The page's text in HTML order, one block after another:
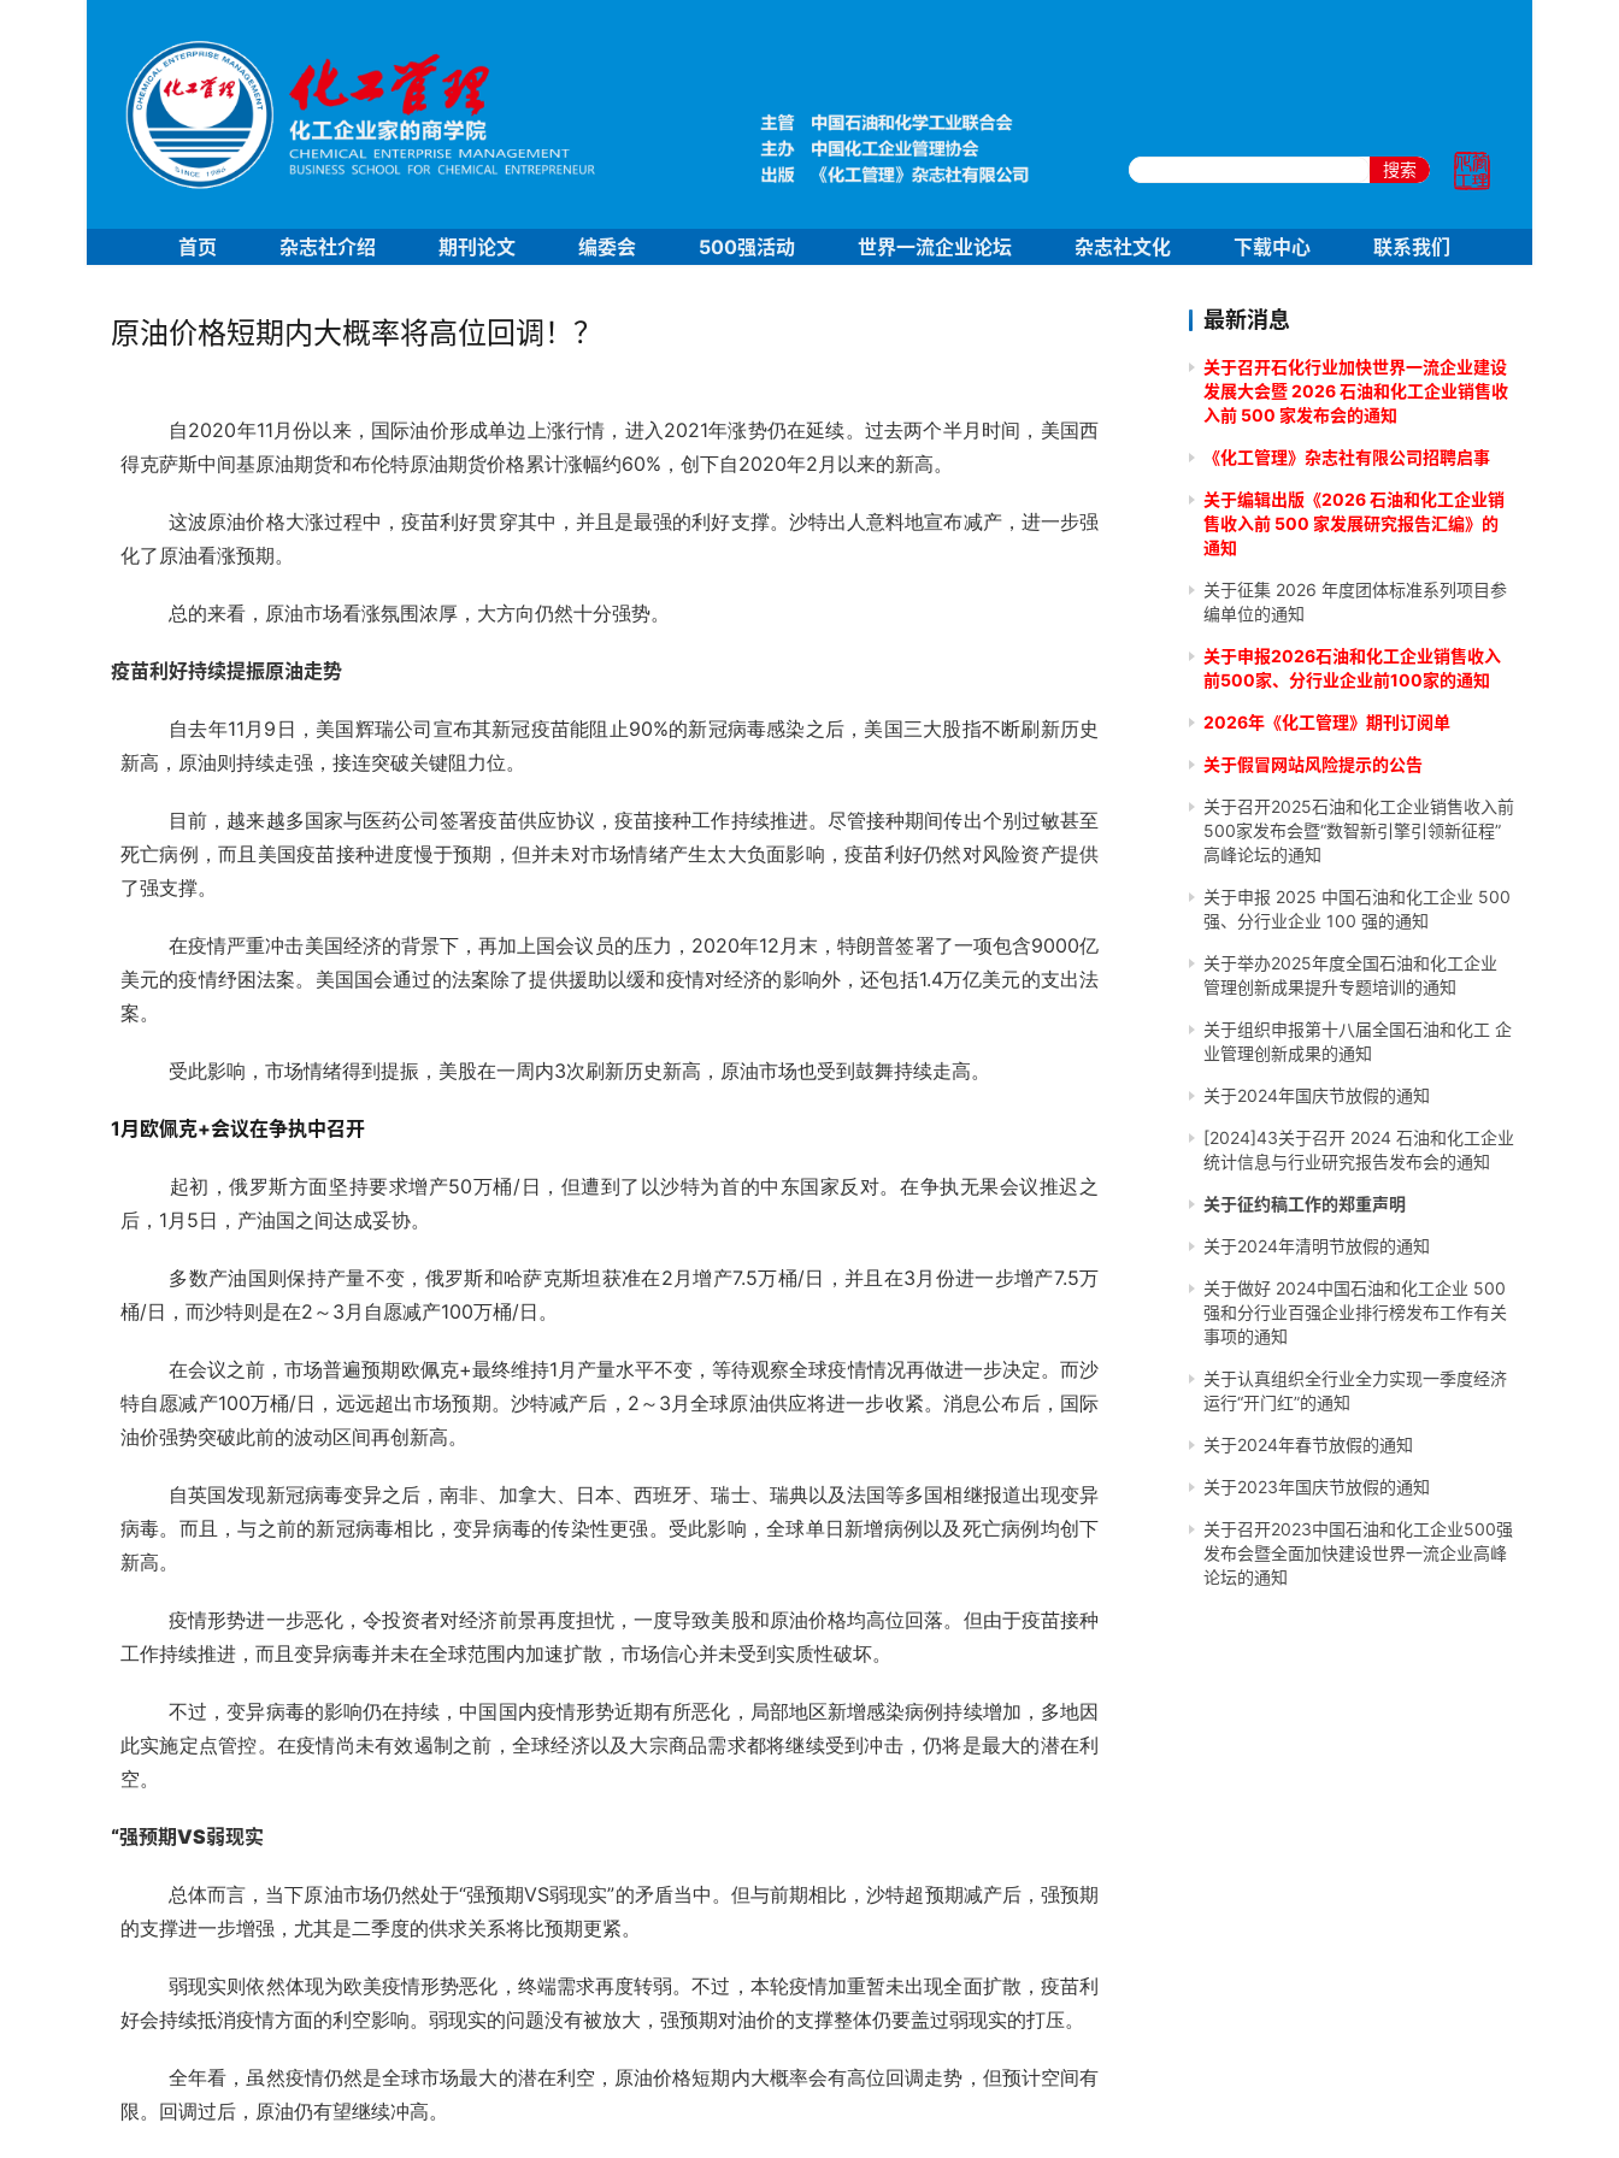
搜索
首页 杂志社介绍 期刊论文 编委会 500强活动 世界一流企业论坛 杂志社文化 下载中心 联系我们
原油价格短期内大概率将高位回调！？
自2020年11月份以来，国际油价形成单边上涨行情，进入2021年涨势仍在延续。 过去两个半月时间，美国西
得克萨斯中间基原油期货和布伦特原油期货价格累计涨幅约60%，创下自2020年2月以来的新高。
这波原油价格大涨过程中，疫苗利好贯穿其中，并且是最强的利好支撑。 沙特出人意料地宣布减产，进一步强
化了原油看涨预期。
总的来看，原油市场看涨氛围浓厚，大方向仍然十分强势。
疫苗利好持续提振原油走势
自去年11月9日，美国辉瑞公司宣布其新冠疫苗能阻止90%的新冠病毒感染之后，美国三大股指不断刷新历史
新高，原油则持续走强，接连突破关键阻力位。
目前，越来越多国家与医药公司签署疫苗供应协议，疫苗接种工作持续推进。尽管接种期间传出个别过敏甚至
死亡病例，而且美国疫苗接种进度慢于预期，但并未对市场情绪产生太大负面影响，疫苗利好仍然对风险资产提供
了强支撑。
在疫情严重冲击美国经济的背景下，再加上国会议员的压力，2020年12月末，特朗普签署了一项包含9000亿
美元的疫情纾困法案。 美国国会通过的法案除了提供援助以缓和疫情对经济的影响外，还包括1.4万亿美元的支出法
案。
受此影响，市场情绪得到提振，美股在一周内3次刷新历史新高，原油市场也受到鼓舞持续走高。
1月欧佩克+会议在争执中召开
起初，俄罗斯方面坚持要求增产50万桶/日，但遭到了以沙特为首的中东国家反对。在争执无果会议推迟之
后，1月5日，产油国之间达成妥协。
多数产油国则保持产量不变，俄罗斯和哈萨克斯坦获准在2月增产7.5万桶/日，并且在3月份进一步增产7.5万
桶/日，而沙特则是在2～3月自愿减产100万桶/日。
在会议之前，市场普遍预期欧佩克+最终维持1月产量水平不变，等待观察全球疫情情况再做进一步决定。而沙
特自愿减产100万桶/日，远远超出市场预期。 沙特减产后，2～3月全球原油供应将进一步收紧。消息公布后，国际
油价强势突破此前的波动区间再创新高。
自英国发现新冠病毒变异之后，南非、加拿大、日本、西班牙、瑞士、瑞典以及法国等多国相继报道出现变异
病毒。而且，与之前的新冠病毒相比，变异病毒的传染性更强。 受此影响，全球单日新增病例以及死亡病例均创下
新高。
疫情形势进一步恶化，令投资者对经济前景再度担忧，一度导致美股和原油价格均高位回落。 但由于疫苗接种
工作持续推进，而且变异病毒并未在全球范围内加速扩散，市场信心并未受到实质性破坏。
不过，变异病毒的影响仍在持续，中国国内疫情形势近期有所恶化，局部地区新增感染病例持续增加，多地因
此实施定点管控。 在疫情尚未有效遏制之前，全球经济以及大宗商品需求都将继续受到冲击，仍将是最大的潜在利
空。
“强预期VS弱现实
总体而言，当下原油市场仍然处于“强预期VS弱现实”的矛盾当中。但与前期相比，沙特超预期减产后，强预期
的支撑进一步增强，尤其是二季度的供求关系将比预期更紧。
弱现实则依然体现为欧美疫情形势恶化，终端需求再度转弱。不过，本轮疫情加重暂未出现全面扩散，疫苗利
好会持续抵消疫情方面的利空影响。弱现实的问题没有被放大，强预期对油价的支撑整体仍要盖过弱现实的打压。
全年看，虽然疫情仍然是全球市场最大的潜在利空，原油价格短期内大概率会有高位回调走势，但预计空间有
限。回调过后，原油仍有望继续冲高。
最新消息
关于召开石化行业加快世界一流企业建设
发展大会暨 2026 石油和化工企业销售收
入前 500 家发布会的通知
《化工管理》杂志社有限公司招聘启事
关于编辑出版《2026 石油和化工企业销
售收入前 500 家发展研究报告汇编》的
通知
关于征集 2026 年度团体标准系列项目参
编单位的通知
关于申报2026石油和化工企业销售收入
前500家、分行业企业前100家的通知
2026年《化工管理》期刊订阅单
关于假冒网站风险提示的公告
关于召开2025石油和化工企业销售收入前
500家发布会暨“数智新引擎引领新征程”
高峰论坛的通知
关于申报 2025 中国石油和化工企业 500
强、分行业企业 100 强的通知
关于举办2025年度全国石油和化工企业
管理创新成果提升专题培训的通知
关于组织申报第十八届全国石油和化工 企
业管理创新成果的通知
关于2024年国庆节放假的通知
[2024]43关于召开 2024 石油和化工企业
统计信息与行业研究报告发布会的通知
关于征约稿工作的郑重声明
关于2024年清明节放假的通知
关于做好 2024中国石油和化工企业 500
强和分行业百强企业排行榜发布工作有关
事项的通知
关于认真组织全行业全力实现一季度经济
运行“开门红”的通知
关于2024年春节放假的通知
关于2023年国庆节放假的通知
关于召开2023中国石油和化工企业500强
发布会暨全面加快建设世界一流企业高峰
论坛的通知